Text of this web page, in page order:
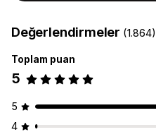
Değerlendirmeler (1.864)
Toplam puan
5
5
4